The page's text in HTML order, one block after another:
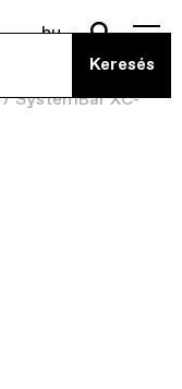
hu
/SystemBar XC-